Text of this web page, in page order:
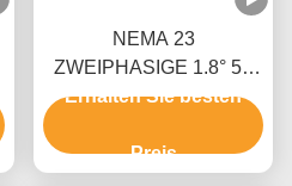
NEMA 23
ZWEIPHASIGE 1.8° 57
Schrittmotor 54MM
Textilmaschinen
Erhalten Sie besten
Preis